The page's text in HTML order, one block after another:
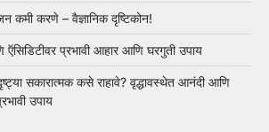
कमी करणे – वैज्ञानिक दृष्टिकोन!
प्रभावी आहार आणि घरगुती उपाय
सकारात्मक कसे राहावे? वृद्धावस्थेत आनंदी आणि
उपाय